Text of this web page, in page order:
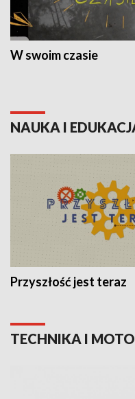
W swoim czasie
NAUKA I
Przyszłość jest teraz
TECHNIKA I